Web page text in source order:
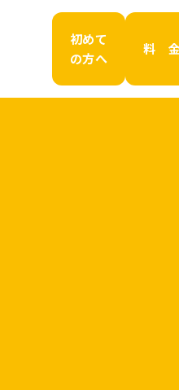
初めて
の方へ
料